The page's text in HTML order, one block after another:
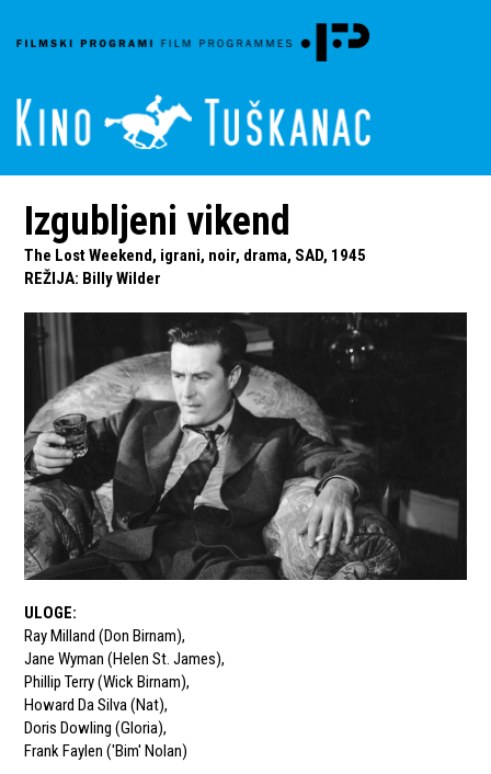
Izgubljeni vikend
The Lost Weekend, igrani, noir, drama, SAD, 1945
REŽIJA: Billy Wilder
ULOGE:
Ray Milland (Don Birnam),
Jane Wyman (Helen St. James),
Phillip Terry (Wick Birnam),
Howard Da Silva (Nat),
Doris Dowling (Gloria),
Frank Faylen ('Bim' Nolan)